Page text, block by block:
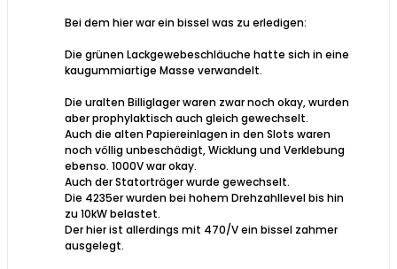
Bei dem hier war ein bissel was zu erledigen:
Die grünen Lackgewebeschläuche hatte sich in eine
kaugummiartige Masse verwandelt.
Die uralten Billiglager waren zwar noch okay, wurden
aber prophylaktisch auch gleich gewechselt.
Auch die alten Papiereinlagen in den Slots waren
noch völlig unbeschädigt, Wicklung und Verklebung
ebenso. 1000V war okay.
Auch der Statorträger wurde gewechselt.
Die 4235er wurden bei hohem Drehzahllevel bis hin
zu 10kW belastet.
Der hier ist allerdings mit 470/V ein bissel zahmer
ausgelegt.